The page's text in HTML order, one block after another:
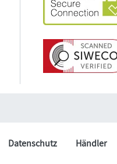
Datenschutz Händler